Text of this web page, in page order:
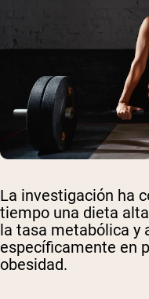
La investigación ha
tiempo una dieta
la tasa metabólica y
específicamente en
obesidad.